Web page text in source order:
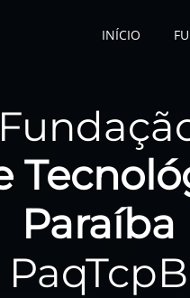
INÍCIO
Paraíba
PaqTcpB